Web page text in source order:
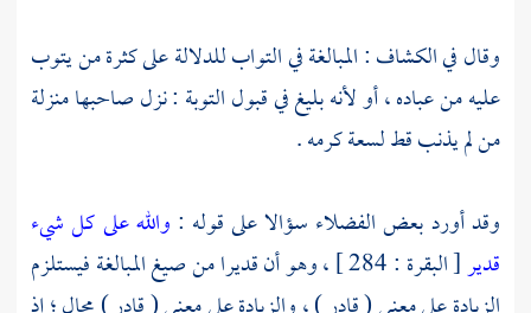
وقال في الكشاف : المبالغة في التواب للدلالة على كثرة من يتوب
عليه من عباده ، أو لأنه بليغ في قبول التوبة : نزل صاحبها منزلة
من لم يذنب قط لسعة كرمه .
وقد أورد بعض الفضلاء سؤالا على قوله : والله على كل شيء
قدير
[ البقرة : 284 ] ، وهو أن قديرا من صيغ المبالغة فيستلزم